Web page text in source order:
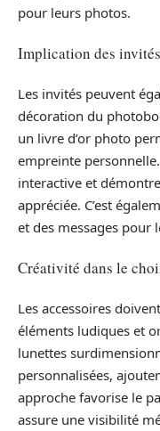
pour leurs photos.
Implication des invités
Les invités peuvent
décoration du
un livre d’or photo
empreinte
interactive et
appréciée. C’est
et des messages pour
Créativité dans le
Les accessoires
éléments ludiques et
lunettes
personnalisées,
approche favorise le
assure une visibilité